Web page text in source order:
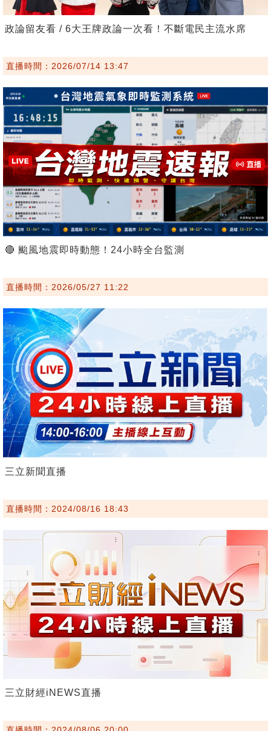
政論留友看 / 6大王牌政論一次看！不斷電民主流水席
直播時間：2026/07/14 13:47
🔴 颱風地震即時動態！24小時全台監測
直播時間：2026/05/27 11:22
三立新聞直播
直播時間：2024/08/16 18:43
三立財經iNEWS直播